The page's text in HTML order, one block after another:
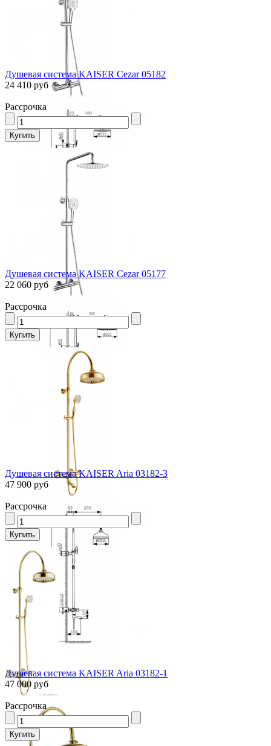
Душевая система KAISER Cezar 05182
24 410 руб
Рассрочка
Душевая система KAISER Cezar 05177
22 060 руб
Рассрочка
Душевая система KAISER Aria 03182-3
47 900 руб
Рассрочка
Душевая система KAISER Aria 03182-1
47 000 руб
Рассрочка